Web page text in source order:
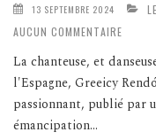
13 SEPTEMBRE 2024
AUCUN COMMENTAIRE
La chanteuse, et
l'Espagne, Greeicy
passionnant, publié par
émancipation...